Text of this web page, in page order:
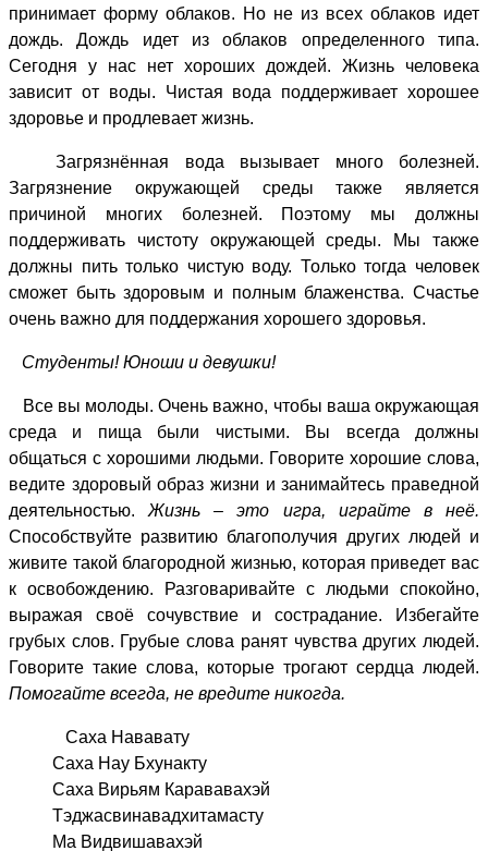
принимает форму облаков. Но не из всех облаков идет
дождь. Дождь идет из облаков определенного типа.
Сегодня у нас нет хороших дождей. Жизнь человека
зависит от воды. Чистая вода поддерживает хорошее
здоровье и продлевает жизнь.
Загрязнённая вода вызывает много болезней.
Загрязнение окружающей среды также является
причиной многих болезней. Поэтому мы должны
поддерживать чистоту окружающей среды. Мы также
должны пить только чистую воду. Только тогда человек
сможет быть здоровым и полным блаженства. Счастье
очень важно для поддержания хорошего здоровья.
Студенты! Юноши и девушки!
Все вы молоды. Очень важно, чтобы ваша окружающая
среда и пища были чистыми. Вы всегда должны
общаться с хорошими людьми. Говорите хорошие слова,
ведите здоровый образ жизни и занимайтесь праведной
деятельностью.Жизнь – это игра, играйте в неё.
Способствуйте развитию благополучия других людей и
живите такой благородной жизнью, которая приведет вас
к освобождению. Разговаривайте с людьми спокойно,
выражая своё сочувствие и сострадание. Избегайте
грубых слов. Грубые слова ранят чувства других людей.
Говорите такие слова, которые трогают сердца людей.
Помогайте всегда, не вредите никогда.
Саха Нававату
Саха Нау Бхунакту
Саха Вирьям Карававахэй
Тэджасвинавадхитамасту
Ма Видвишавахэй